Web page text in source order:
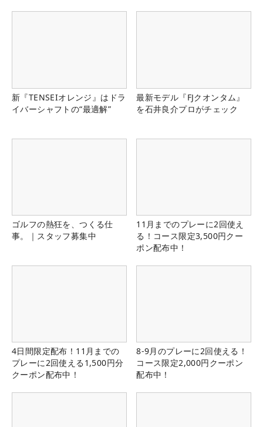
新『TENSEIオレンジ』はドラ
イバーシャフトの“最適解”
最新モデル『FJクオンタム』
を石井良介プロがチェック
ゴルフの熱狂を、つくる仕
事。｜スタッフ募集中
11月までのプレーに2回使え
る！コース限定3,500円クー
ポン配布中！
4日間限定配布！11月までの
プレーに2回使える1,500円分
クーポン配布中！
8-9月のプレーに2回使える！
コース限定2,000円クーポン
配布中！